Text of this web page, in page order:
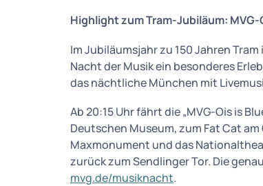
Highlight zum Tram-Jubiläum: MVG-
Im Jubiläumsjahr zu 150 Jahren
Nacht der Musik ein besonderes
das nächtliche München mit
Ab 20:15 Uhr fährt die „MVG-Ois is
Deutschen Museum, zum Fat Cat
Maxmonument und das
zurück zum Sendlinger Tor. Die
mvg.de/musiknacht.